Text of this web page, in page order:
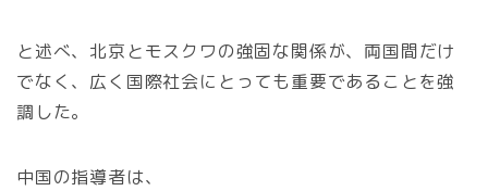
と述べ、北京とモスクワの強固な関係が、両国間だけ
でなく、広く国際社会にとっても重要であることを強
調した。
中国の指導者は、